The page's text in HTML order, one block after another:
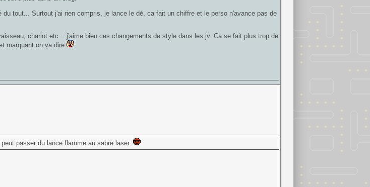
du tout... Surtout j'ai rien compris, je lance le dé, ca fait un chiffre et le perso n'avance pas de
chariot etc... j'aime bien ces changements de style dans les jv. Ca se fait plus trop de
marquant on va dire
passer du lance flamme au sabre laser.